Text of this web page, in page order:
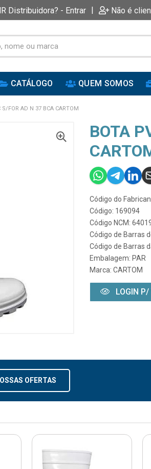
Distribuidora? - Entrar | Não é
CATÁLOGO QUEM SOMOS
S/FOR AD N 37 BCA CARTOM
BOTA
Código do
Código: 169094
Código NCM:
Código de Barras
Código de Barras
Embalagem: PAR
Marca: CARTOM
LOGIN P/
OFERTAS